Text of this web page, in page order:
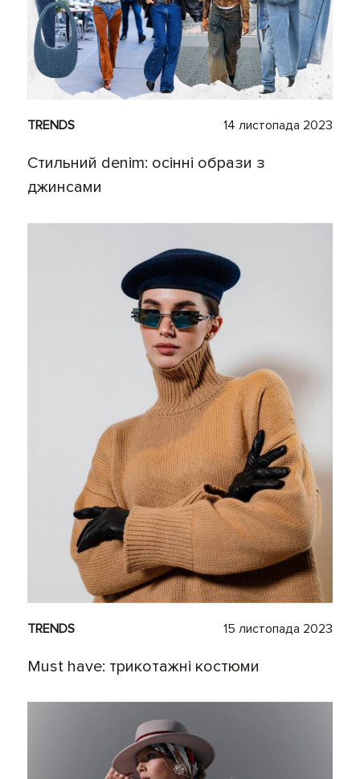
TRENDS 14 листопада 2023
Стильний denim: осінні образи з
джинсами
TRENDS 15 листопада 2023
Must have: трикотажні костюми